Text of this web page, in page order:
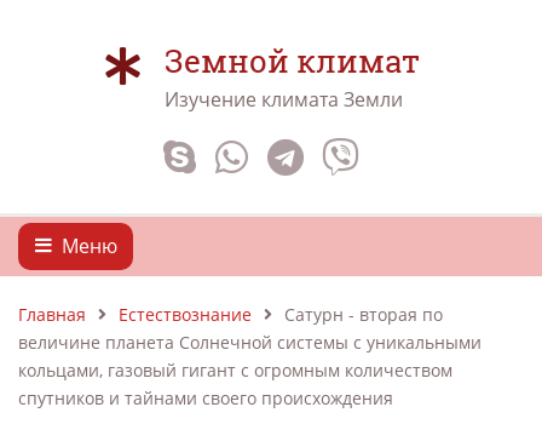
Земной климат
Изучение климата Земли
Меню
Главная Естествознание
Сатурн - вторая по
величине планета Солнечной системы с уникальными
кольцами, газовый гигант с огромным количеством
спутников и тайнами своего происхождения